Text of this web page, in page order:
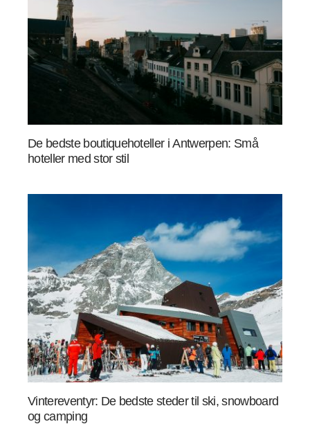
De bedste boutiquehoteller i Antwerpen: Små
hoteller med stor stil
Vintereventyr: De bedste steder til ski, snowboard
og camping